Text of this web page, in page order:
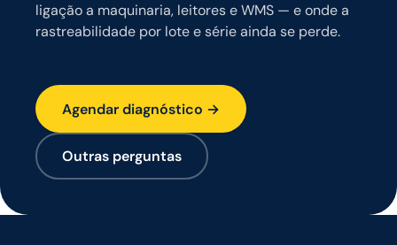
ligação a maquinaria, leitores e WMS — e onde a
rastreabilidade por lote e série ainda se perde.
Agendar diagnóstico →
Outras perguntas